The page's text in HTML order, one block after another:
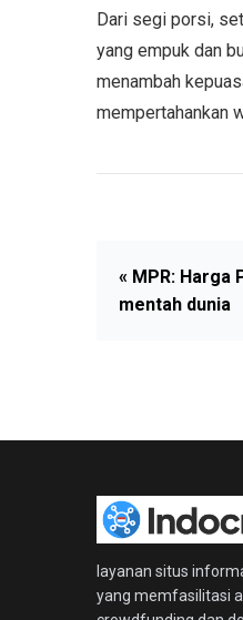
Dari segi porsi,
yang empuk dan
menambah
mempertahankan
« MPR: Harga
mentah dunia
layanan situs
yang memfasilitasi